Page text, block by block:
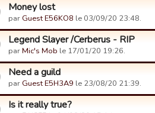
Money lost
par Guest E56KO8 le 03/09/20 23:48.
Legend Slayer /Cerberus - RIP
parMic's Mob le 17/01/20 19:26.
Need a guild
par Guest E5H3A9 le 23/08/20 21:39.
Is it really true?